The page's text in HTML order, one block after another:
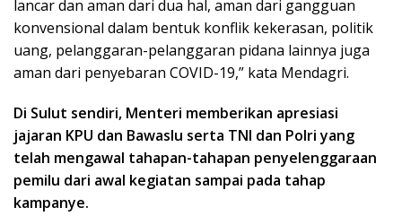
lancar dan aman dari dua hal, aman dari gangguan
konvensional dalam bentuk konflik kekerasan, politik
uang, pelanggaran-pelanggaran pidana lainnya juga
aman dari penyebaran COVID-19,” kata Mendagri.
Di Sulut sendiri, Menteri memberikan apresiasi
jajaran KPU dan Bawaslu serta TNI dan Polri yang
telah mengawal tahapan-tahapan penyelenggaraan
pemilu dari awal kegiatan sampai pada tahap
kampanye.